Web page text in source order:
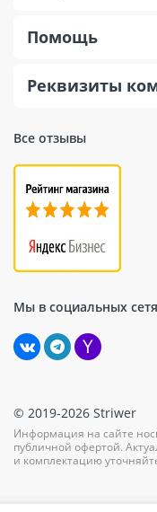
Все отзывы
Мы в социальных
Помощь
Реквизиты
© 2019-2026 Striwer
Информация на сайте
публичной офертой.
и комплектацию